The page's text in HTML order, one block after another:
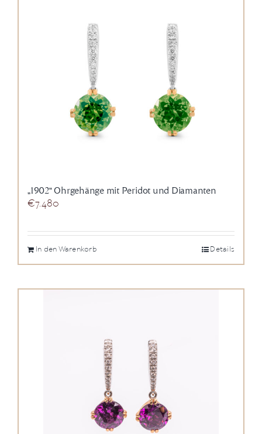
„1902“ Ohrgehänge mit Peridot und Diamanten
€7.480
In den Warenkorb Details